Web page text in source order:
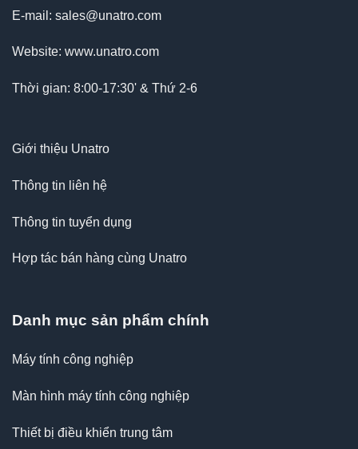
E-mail: sales@unatro.com
Website: www.unatro.com
Thời gian: 8:00-17:30' & Thứ 2-6
Giới thiệu Unatro
Thông tin liên hệ
Thông tin tuyển dụng
Hợp tác bán hàng cùng Unatro
Danh mục sản phẩm chính
Máy tính công nghiệp
Màn hình máy tính công nghiệp
Thiết bị điều khiển trung tâm